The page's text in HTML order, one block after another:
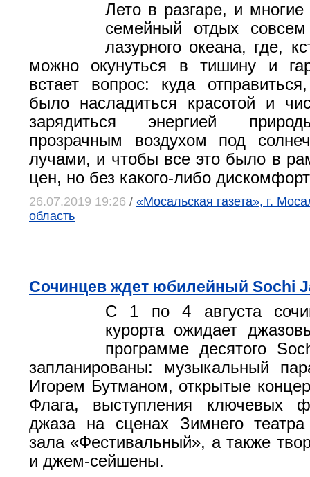
Лето в разгаре, и многие
семейный отдых
лазурного океана, где,
можно окунуться в тишину и
встает вопрос: куда
было насладиться красотой и
зарядиться энергией
прозрачным воздухом под
лучами, и чтобы все это было в
цен, но без какого-либо
26.07.2019 19:26 / «Мосальская газета», г.
область
Сочинцев ждет юбилейный Sochi
С 1 по 4 августа
курорта ожидает
программе десятого
запланированы: музыкальный
Игорем Бутманом, открытые
Флага, выступления ключевых
джаза на сценах Зимнего театра
зала «Фестивальный», а также
и джем-сейшены.